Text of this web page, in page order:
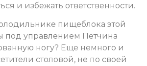
и избежать ответственности.
пищеблока этой
под управлением Петчина
ногу? Еще немного и
столовой, не по своей